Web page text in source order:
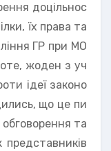
доцільнос
їх права та
ГР при МО
жоден з уч
ідеї законо
що це пи
та